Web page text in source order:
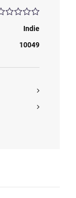
Indie
10049